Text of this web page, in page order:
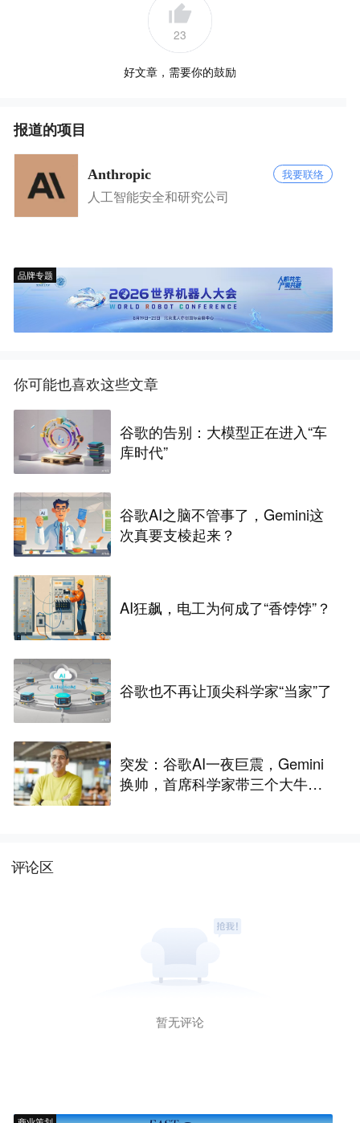
23
好文章，需要你的鼓励
报道的项目
Anthropic 我要联络
人工智能安全和研究公司
品牌专题
你可能也喜欢这些文章
谷歌的告别：大模型正在进入“车
库时代”
谷歌AI之脑不管事了，Gemini这
次真要支棱起来？
AI狂飙，电工为何成了“香饽饽”？
谷歌也不再让顶尖科学家“当家”了
突发：谷歌AI一夜巨震，Gemini
换帅，首席科学家带三个大牛出
评论区
暂无评论